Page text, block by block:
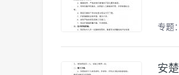
专题：
安楚